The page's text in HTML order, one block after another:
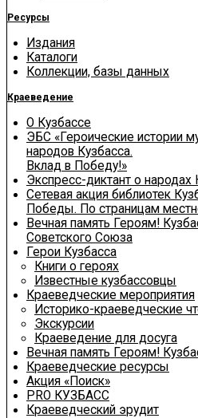
Ресурсы
Издания
Каталоги
Коллекции, базы данных
Краеведение
О Кузбассе
ЭБС «Героические истории
народов Кузбасса.
Вклад в Победу!»
Экспресс-диктант о народах
Сетевая акция библиотек
Победы. По страницам
Вечная память Героям!
Советского Союза
Герои Кузбасса
Книги о героях
Известные кузбассовцы
Краеведческие мероприятия
Историко-краеведческие
Экскурсии
Краеведение для досуга
Вечная память Героям!
Краеведческие ресурсы
Акция «Поиск»
PRO КУЗБАСС
Краеведческий эрудит